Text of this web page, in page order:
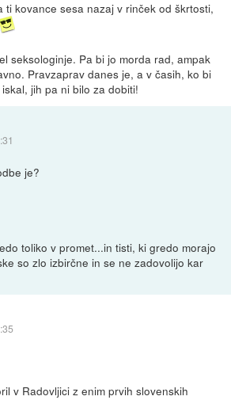
ti kovance sesa nazaj v rinček od škrtosti,
seksologinje. Pa bi jo morda rad, ampak
Pravzaprav danes je, a v časih, ko bi
jih pa ni bilo za dobiti!
je?
toliko v promet...in tisti, ki gredo morajo
so zlo izbirčne in se ne zadovolijo kar
v Radovljici z enim prvih slovenskih